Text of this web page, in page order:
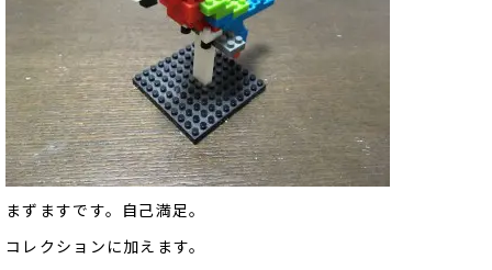
まずますです。自己満足。
コレクションに加えます。